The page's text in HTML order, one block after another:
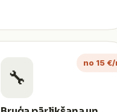
no 15 €/
🔧